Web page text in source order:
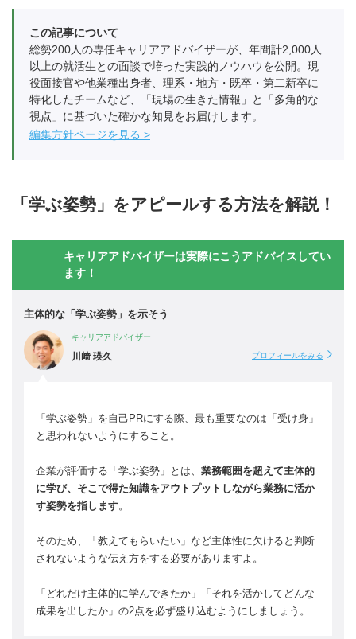
この記事について
総勢200人の専任キャリアアドバイザーが、年間計2,000人
以上の就活生との面談で培った実践的ノウハウを公開。現
役面接官や他業種出身者、理系・地方・既卒・第二新卒に
特化したチームなど、「現場の生きた情報」と「多角的な
視点」に基づいた確かな知見をお届けします。
編集方針ページを見る
「学ぶ姿勢」をアピールする方法を解説！
キャリアアドバイザーは実際にこうアドバイスしてい
ます！
主体的な「学ぶ姿勢」を示そう
キャリアアドバイザー
川﨑 瑛久 プロフィールをみる
「学ぶ姿勢」を自己PRにする際、最も重要なのは「受け身」
と思われないようにすること。
企業が評価する「学ぶ姿勢」とは、 業務範囲を超えて主体的
に学び、そこで得た知識をアウトプットしながら業務に活か
す姿勢を指します。
そのため、「教えてもらいたい」など主体性に欠けると判断
されないような伝え方をする必要がありますよ。
「どれだけ主体的に学んできたか」「それを活かしてどんな
成果を出したか」の2点を必ず盛り込むようにしましょう。